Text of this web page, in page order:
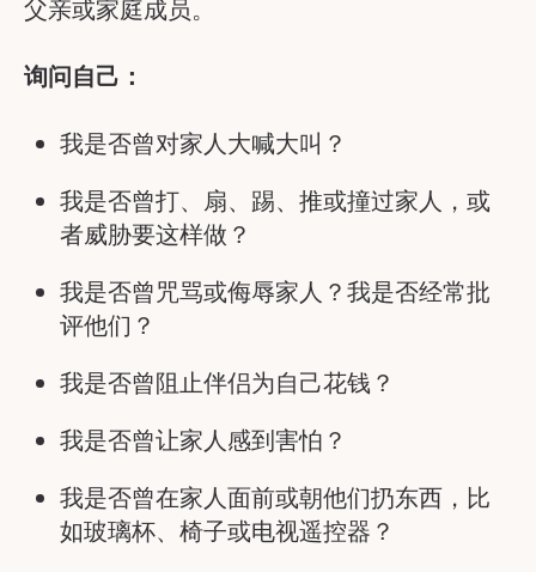
父亲或家庭成员。
询问自己：
我是否曾对家人大喊大叫？
我是否曾打、扇、踢、推或撞过家人，或
者威胁要这样做？
我是否曾咒骂或侮辱家人？我是否经常批
评他们？
我是否曾阻止伴侣为自己花钱？
我是否曾让家人感到害怕？
我是否曾在家人面前或朝他们扔东西，比
如玻璃杯、椅子或电视遥控器？